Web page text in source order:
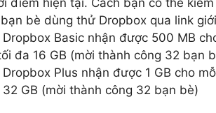
điểm hiện tại. Cách bạn có thể
bè dùng thử Dropbox qua link
Dropbox Basic nhận được 500 MB
đa 16 GB (mời thành công 32 bạn
Dropbox Plus nhận được 1 GB cho
GB (mời thành công 32 bạn bè)